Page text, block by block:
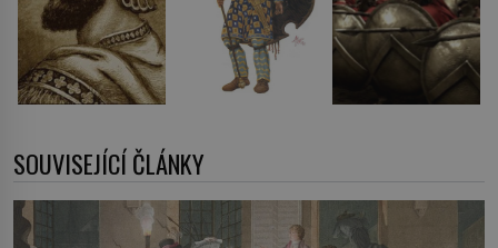
SOUVISEJÍCÍ ČLÁNKY